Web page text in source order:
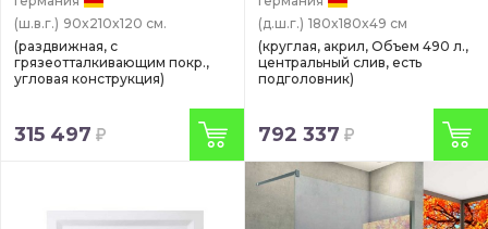
(ш.в.г.) 90x210x120 см.
(раздвижная, с
грязеотталкивающим покр.,
угловая конструкция)
315 497
(д.ш.г.) 180x180x49 см
(круглая, акрил, Объем 490 л.,
центральный слив, есть
подголовник)
792 337